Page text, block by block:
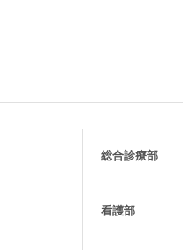
総合診療部
看護部